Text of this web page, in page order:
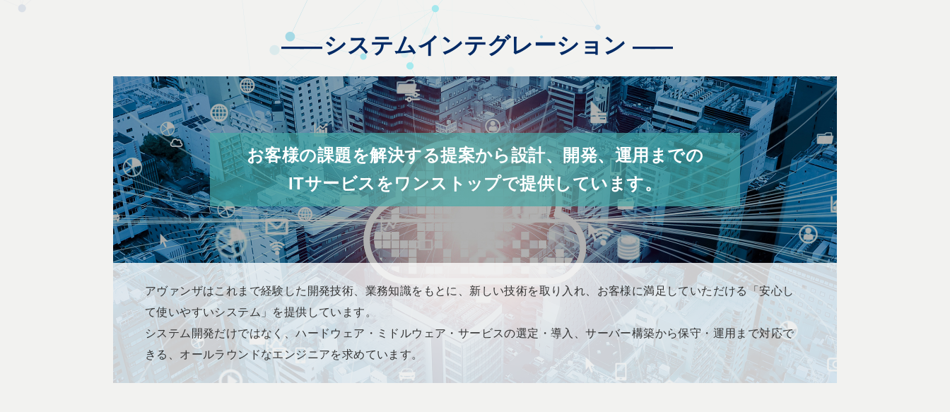
システムインテグレーション
お客様の課題を解決する提案から設計、開発、運用までの
ITサービスをワンストップで提供しています。
アヴァンザはこれまで経験した開発技術、業務知識をもとに、新しい技術を取り入れ、お客様に満足していただける「安心し
て使いやすいシステム」を提供しています。
システム開発だけではなく、ハードウェア・ミドルウェア・サービスの選定・導入、サーバー構築から保守・運用まで対応で
きる、オールラウンドなエンジニアを求めています。